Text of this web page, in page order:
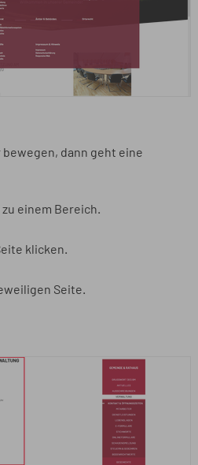
bewegen, dann geht eine
einem Bereich.
klicken.
Seite.